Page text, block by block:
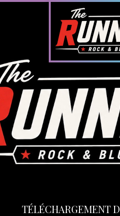
TÉLÉCHARGEMENT